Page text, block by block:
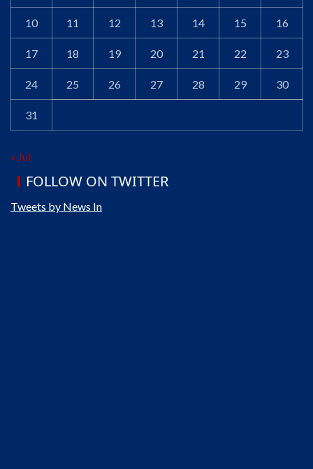
10 11 12 13 14 15 16
17 18 19 20 21 22 23
24 25 26 27 28 29 30
31
« Jul
FOLLOW ON TWITTER
Tweets by News In